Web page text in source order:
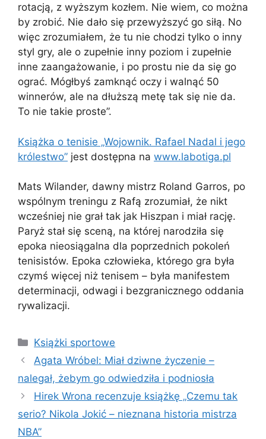
rotacją, z wyższym kozłem. Nie wiem, co można
by zrobić. Nie dało się przewyższyć go siłą. No
więc zrozumiałem, że tu nie chodzi tylko o inny
styl gry, ale o zupełnie inny poziom i zupełnie
inne zaangażowanie, i po prostu nie da się go
ograć. Mógłbyś zamknąć oczy i walnąć 50
winnerów, ale na dłuższą metę tak się nie da.
To nie takie proste”.
Książka o tenisie „Wojownik. Rafael Nadal i jego
królestwo” jest dostępna na www.labotiga.pl
Mats Wilander, dawny mistrz Roland Garros, po
wspólnym treningu z Rafą zrozumiał, że nikt
wcześniej nie grał tak jak Hiszpan i miał rację.
Paryż stał się sceną, na której narodziła się
epoka nieosiągalna dla poprzednich pokoleń
tenisistów. Epoka człowieka, którego gra była
czymś więcej niż tenisem – była manifestem
determinacji, odwagi i bezgranicznego oddania
rywalizacji.
Kategorie
Książki sportowe
Agata Wróbel: Miał dziwne życzenie –
nalegał, żebym go odwiedziła i podniosła
Hirek Wrona recenzuje książkę „Czemu tak
serio? Nikola Jokić – nieznana historia mistrza
NBA”